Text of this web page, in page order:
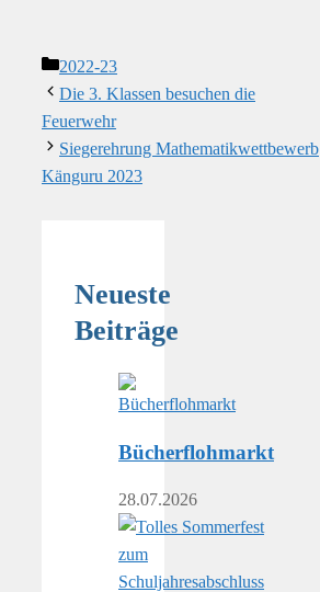
Kategorien
2022-23
Die 3. Klassen besuchen die
Feuerwehr
Siegerehrung Mathematikwettbewerb
Känguru 2023
Neueste
Beiträge
Bücherflohmarkt
28.07.2026